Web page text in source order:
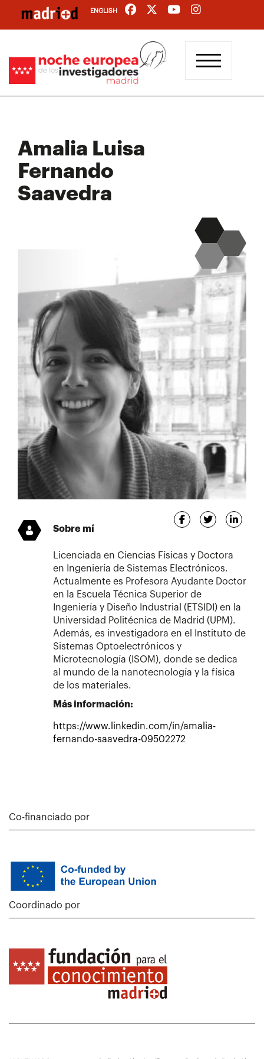
contenido
ENGLISH
Amalia Luisa
Fernando
Saavedra
Sobre mí
Licenciada en Ciencias Físicas y Doctora
en Ingeniería de Sistemas Electrónicos.
Actualmente es Profesora Ayudante Doctor
en la Escuela Técnica Superior de
Ingeniería y Diseño Industrial (ETSIDI) en la
Universidad Politécnica de Madrid (UPM).
Además, es investigadora en el Instituto de
Sistemas Optoelectrónicos y
Microtecnología (ISOM), donde se dedica
al mundo de la nanotecnología y la física
de los materiales.
Más información:
https://www.linkedin.com/in/amalia-
fernando-saavedra-09502272
Co-financiado por
Coordinado por